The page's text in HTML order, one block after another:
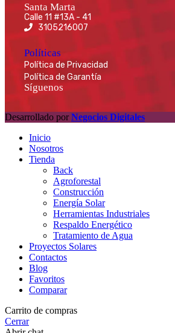
Santa Marta
Calle 11 #13A - 41
3105216007
Políticas
Política de Privacidad
Política de Garantía
Síguenos
Desarrollado por Negocios Digitales
Inicio
Nosotros
Tienda
Back
Agroforestal
Construcción
Energía Solar
Herramientas Industriales
Respaldo Energético
Tratamiento de Agua
Proyectos Solares
Contactos
Blog
Favoritos
Comparar
Carrito de compras
Cerrar